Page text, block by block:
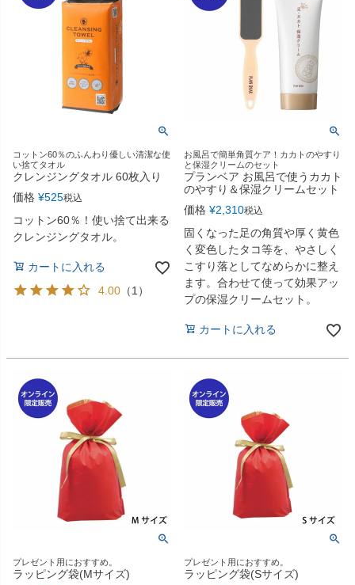
コットン60％のふんわり優しい清潔な使
い捨てタオル
クレンジングタオル 60枚入り
価格 ¥525税込
コットン60％！使い捨て出来る
クレンジングタオル。
カートに入れる
4.00 （1）
お風呂で簡単角質ケア！カカトのやすり
と保湿クリームのセット
プランベア お風呂で使うカカト
のやすり＆保湿クリームセット
価格 ¥2,310税込
固くなった足の角質や厚く黄色
く変色したタコ等を、やさしく
こすり落としてなめらかに整え
ます。合わせて使って効果アッ
プの保湿クリームセット。
カートに入れる
プレゼント用におすすめ。
ラッピング袋(Mサイズ)
プレゼント用におすすめ。
ラッピング袋(Sサイズ)